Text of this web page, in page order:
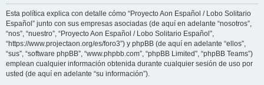
c
Esta política explica con detalle cómo “Proyecto Aon Español / Lobo Solitario
Español” junto con sus empresas asociadas (de aquí en adelante “nosotros”,
“nos”, “nuestro”, “Proyecto Aon Español / Lobo Solitario Español”,
“https://www.projectaon.org/es/foro3”) y phpBB (de aquí en adelante “ellos”,
“sus”, “software phpBB”, “www.phpbb.com”, “phpBB Limited”, “phpBB Teams”)
emplean cualquier información obtenida durante cualquier sesión de uso por
usted (de aquí en adelante “su información”).